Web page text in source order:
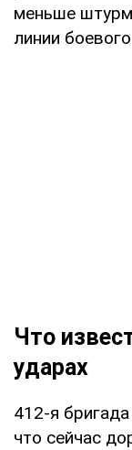
меньше
линии
Что
ударах
412-я
что сейчас